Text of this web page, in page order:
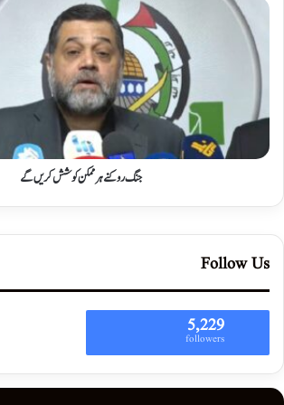
جنگ روکنے ہر ممکن کوشش کریں گے
Follow Us
5,229
followers